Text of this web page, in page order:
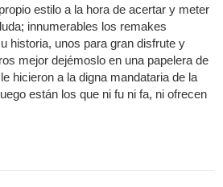
estilo a la hora de acertar y meter
innumerables los remakes
historia, unos para gran disfrute y
mejor dejémoslo en una papelera de
hicieron a la digna mandataria de la
están los que ni fu ni fa, ni ofrecen